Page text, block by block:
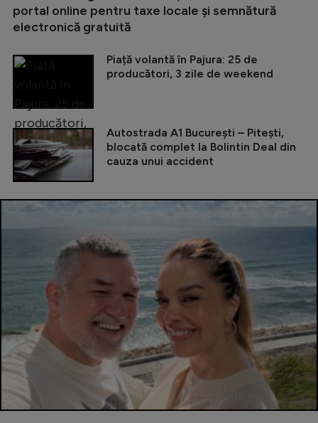
portal online pentru taxe locale și semnătură
electronică gratuită
Piață volantă în Pajura: 25 de
producători, 3 zile de weekend
Autostrada A1 București – Pitești,
blocată complet la Bolintin Deal din
cauza unui accident